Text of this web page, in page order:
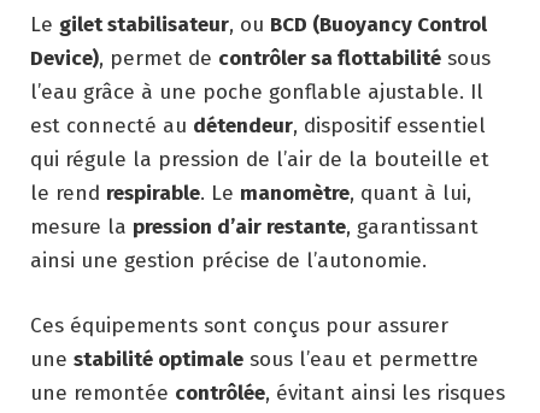
Le gilet stabilisateur, ou BCD (Buoyancy Control
Device), permet de contrôler sa flottabilité sous
l’eau grâce à une poche gonflable ajustable. Il
est connecté au détendeur, dispositif essentiel
qui régule la pression de l’air de la bouteille et
le rend respirable. Le manomètre, quant à lui,
mesure la pression d’air restante, garantissant
ainsi une gestion précise de l’autonomie.
Ces équipements sont conçus pour assurer
une stabilité optimale sous l’eau et permettre
une remontée contrôlée, évitant ainsi les risques